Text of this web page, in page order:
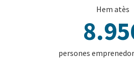
Hem atès
persones